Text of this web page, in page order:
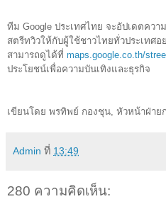
ทีม Google ประเทศไทย จะอัปเดตควา
สตรีทวิวให้กับผู้ใช้ชาวไทยทั่วประเทศ
สามารถดูได้ที่ maps.google.co.th/
ประโยชน์เพื่อความบันเทิงและธุรกิจ
เขียนโดย พรทิพย์ กองชุน, หัวหน้าฝ่าย
Admin ที่ 13:49
280 ความคิดเห็น: